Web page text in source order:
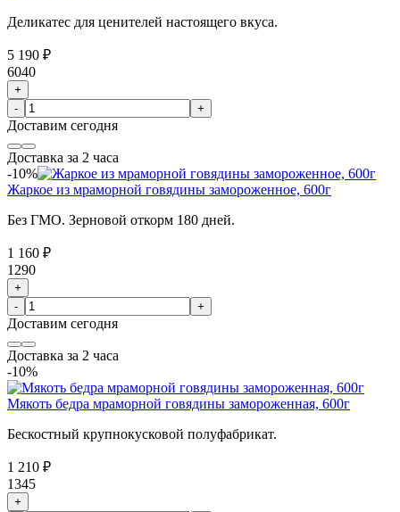
Деликатес для ценителей настоящего вкуса.
5 190 ₽
6040
+
-
+
Доставим сегодня
Доставка за 2 часа
-10%
Жаркое из мраморной говядины замороженное, 600г
Без ГМО. Зерновой откорм 180 дней.
1 160 ₽
1290
+
-
+
Доставим сегодня
Доставка за 2 часа
-10%
Мякоть бедра мраморной говядины замороженная, 600г
Бескостный крупнокусковой полуфабрикат.
1 210 ₽
1345
+